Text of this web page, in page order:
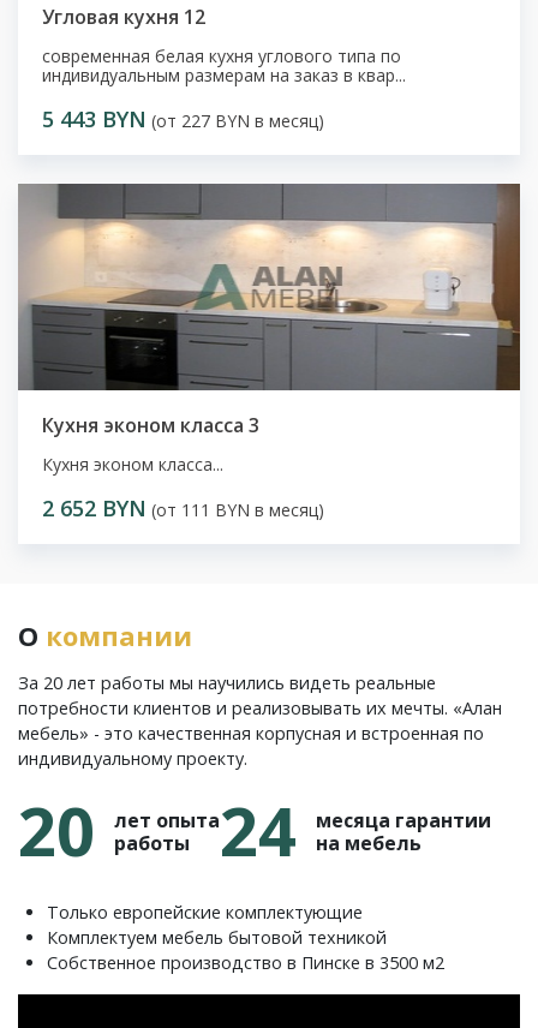
Угловая кухня 12
современная белая кухня углового типа по
индивидуальным размерам на заказ в квар...
5 443 BYN (от 227 BYN в месяц)
Кухня эконом класса 3
Кухня эконом класса...
2 652 BYN (от 111 BYN в месяц)
О компании
За 20 лет работы мы научились видеть реальные
потребности клиентов и реализовывать их мечты. «Алан
мебель» - это качественная корпусная и встроенная по
индивидуальному проекту.
20
лет опыта
работы
24
месяца гарантии
на мебель
Только европейские комплектующие
Комплектуем мебель бытовой техникой
Собственное производство в Пинске в 3500 м2